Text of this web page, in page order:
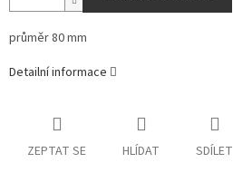
průměr 80 mm
Detailní informace
ZEPTAT SE HLÍDAT SDÍLET